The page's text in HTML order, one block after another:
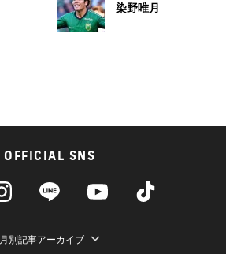
染野唯月
OFFICIAL SNS
月別記事アーカイブ